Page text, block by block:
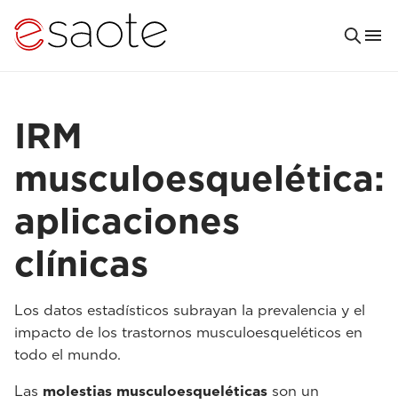
IRM
musculoesquelética:
aplicaciones
clínicas
Los datos estadísticos subrayan la prevalencia y el
impacto de los trastornos musculoesqueléticos en
todo el mundo.
Las molestias musculoesqueléticas son un